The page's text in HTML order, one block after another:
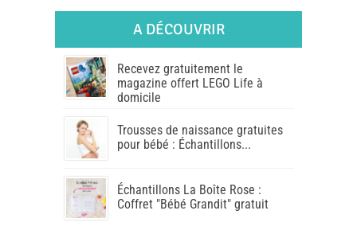
A DÉCOUVRIR
Recevez gratuitement le
magazine offert LEGO Life à
domicile
Trousses de naissance gratuites
pour bébé : Échantillons...
Échantillons La Boîte Rose :
Coffret "Bébé Grandit" gratuit